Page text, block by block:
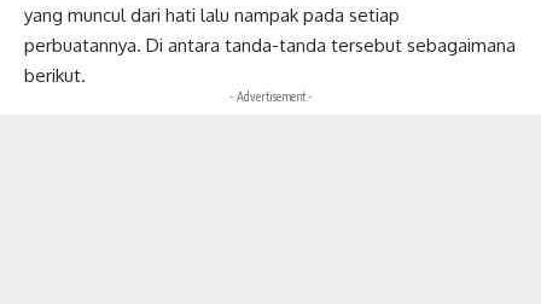
yang muncul dari hati lalu nampak pada setiap
perbuatannya. Di antara tanda-tanda tersebut sebagaimana
berikut.
- Advertisement -